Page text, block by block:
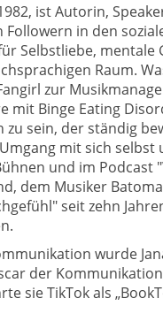
ist Autorin,
in den
Selbstliebe, mentale
Raum.
zur
mit Binge Eating
zu sein, der ständig
mit sich selbst
und im Podcast
dem Musiker
seit zehn
wurde
der
sie TikTok als